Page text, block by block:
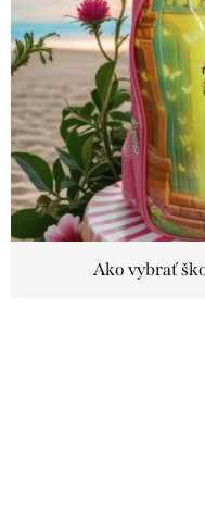
p
i
s
č
l
á
n
Ako vybrať